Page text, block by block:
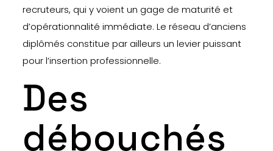
recruteurs, qui y voient un gage de maturité et
d’opérationnalité immédiate. Le réseau d’anciens
diplômés constitue par ailleurs un levier puissant
pour l’insertion professionnelle.
Des
débouchés